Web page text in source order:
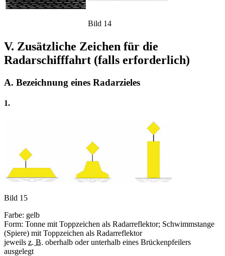
Bild 14
V. Zusätzliche Zeichen für die
Radarschifffahrt (falls erforderlich)
A. Bezeichnung eines Radarzieles
1.
Bild 15
Farbe: gelb
Form: Tonne mit Toppzeichen als Radarreflektor; Schwimmstange
(Spiere) mit Toppzeichen als Radarreflektor
jeweils z. B. oberhalb oder unterhalb eines Brückenpfeilers
ausgelegt